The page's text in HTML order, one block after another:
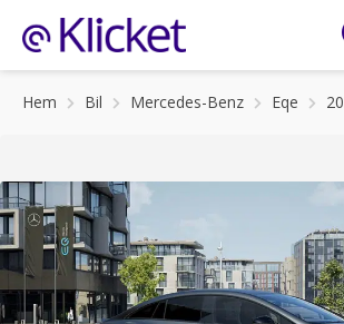
Hem Bil Mercedes-Benz Eqe